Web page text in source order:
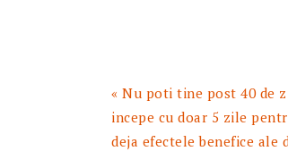
Articol
anterior:
« Nu poti tine post 40 de
incepe cu doar 5 zile
deja efectele benefice ale